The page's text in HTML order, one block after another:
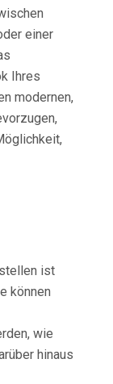
einer
Ihres
modernen,
ist
können
wie
hinaus